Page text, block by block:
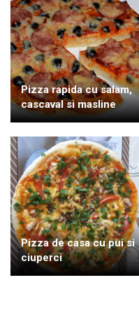
Pizza rapida cu salam,
cascaval si masline
Pizza de casa cu pui si
ciuperci